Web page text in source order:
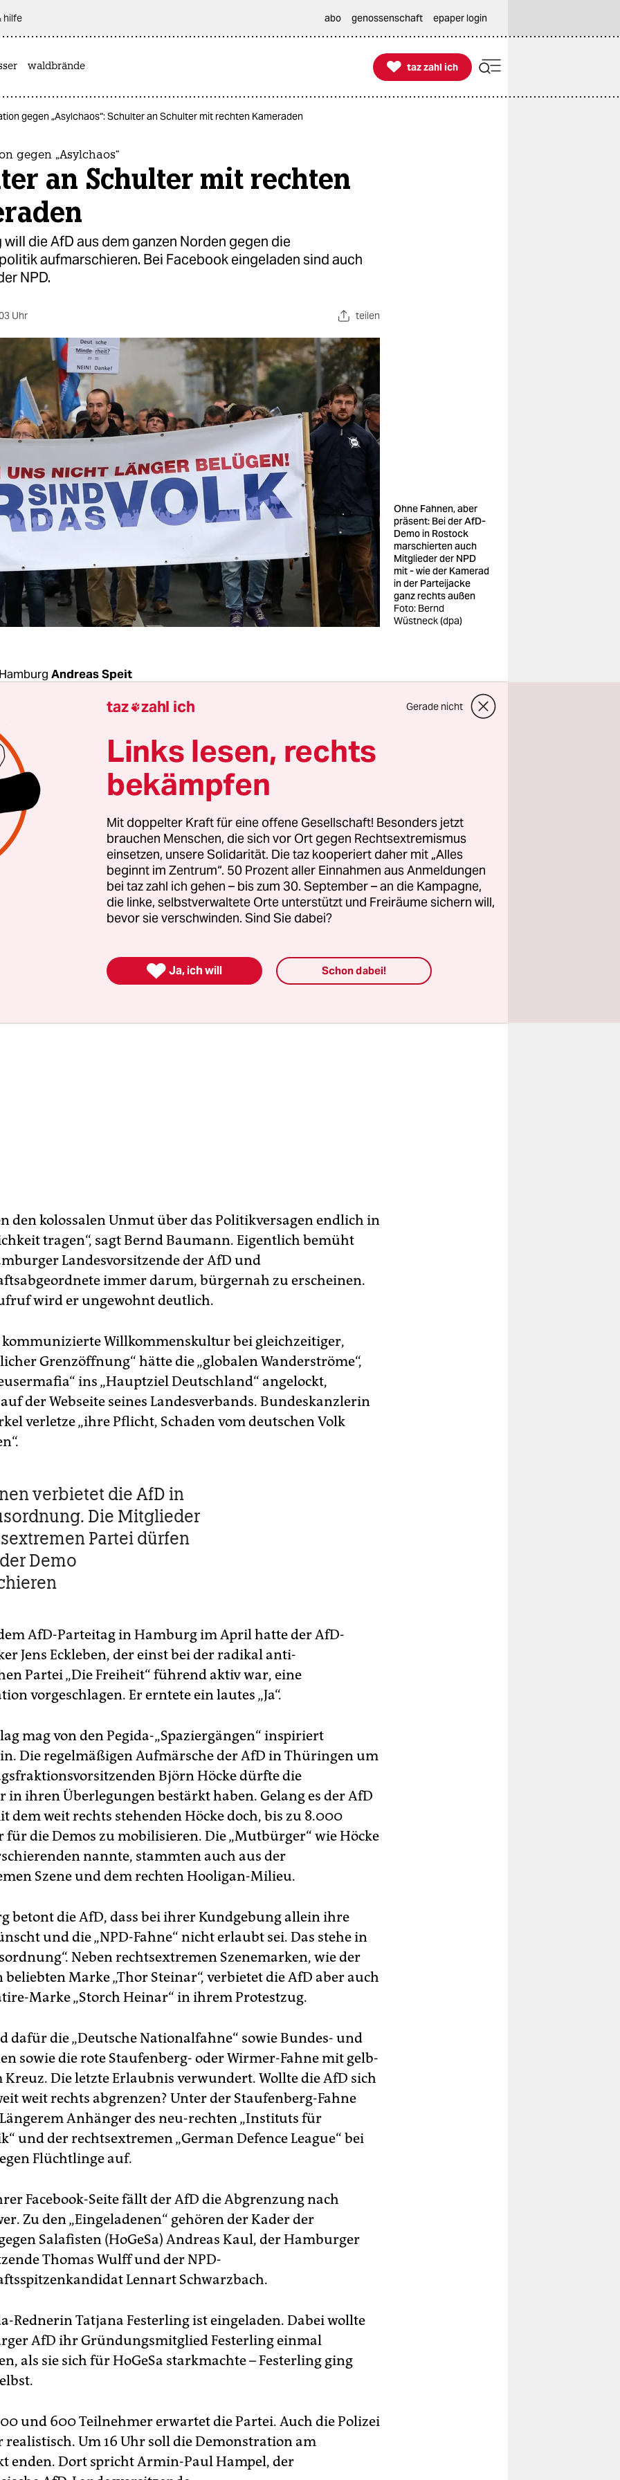
hilfe abo genossenschaft epaper login
waldbrände 
taz zahl ich
taz zahl ich
gegen „Asylchaos“: Schulter an Schulter mit rechten Kameraden
gegen „Asylchaos“
an Schulter mit rechten
will die AfD aus dem ganzen Norden gegen die
aufmarschieren. Bei Facebook eingeladen sind auch
NPD.
Uhr teilen
Ohne Fahnen, aber
präsent: Bei der AfD-
Demo in Rostock
marschierten auch
Mitglieder der NPD
mit - wie der Kamerad
in der Parteijacke
ganz rechts außen
Foto: Bernd
Wüstneck (dpa)
Andreas Speit
in Hamburg hat sich Parteiprominenz
Die Alternative für Deutschland (AfD) erwartet ihre
Frauke Petry. Die soll am Samstag auf dem
die Auftaktrede halten und dabei gegen die Asyl- und
der Bundesregierung wettern.
„Gegen das Politikversagen! Asylchaos stoppen!“
der AfD aus Mecklenburg-Vorpommern,
Bremen und Hamburg am Samstag ab 13.30 Uhr durch
ziehen. Im Internet laden sie auch Rechtsextreme dazu
den kolossalen Unmut über das Politikversagen endlich in
tragen“, sagt Bernd Baumann. Eigentlich bemüht
Landesvorsitzende der AfD und
immer darum, bürgernah zu erscheinen.
wird er ungewohnt deutlich.
kommunizierte Willkommenskultur bei gleichzeitiger,
Grenzöffnung“ hätte die „globalen Wanderströme“,
ins „Hauptziel Deutschland“ angelockt,
der Webseite seines Landesverbands. Bundeskanzlerin
verletze „ihre Pflicht, Schaden vom deutschen Volk
verbietet die AfD in
Die Mitglieder
Partei dürfen
Demo
AfD-Parteitag in Hamburg im April hatte der AfD-
Jens Eckleben, der einst bei der radikal anti-
Partei „Die Freiheit“ führend aktiv war, eine
vorgeschlagen. Er erntete ein lautes „Ja“.
mag von den Pegida-„Spaziergängen“ inspiriert
Die regelmäßigen Aufmärsche der AfD in Thüringen um
Björn Höcke dürfte die
in ihren Überlegungen bestärkt haben. Gelang es der AfD
dem weit rechts stehenden Höcke doch, bis zu 8.000
für die Demos zu mobilisieren. Die „Mutbürger“ wie Höcke
nannte, stammten auch aus der
Szene und dem rechten Hooligan-Milieu.
betont die AfD, dass bei ihrer Kundgebung allein ihre
und die „NPD-Fahne“ nicht erlaubt sei. Das stehe in
Neben rechtsextremen Szenemarken, wie der
beliebten Marke „Thor Steinar“, verbietet die AfD aber auch
Marke „Storch Heinar“ in ihrem Protestzug.
dafür die „Deutsche Nationalfahne“ sowie Bundes- und
sowie die rote Staufenberg- oder Wirmer-Fahne mit gelb-
Kreuz. Die letzte Erlaubnis verwundert. Wollte die AfD sich
weit rechts abgrenzen? Unter der Staufenberg-Fahne
Anhänger des neu-rechten „Instituts für
und der rechtsextremen „German Defence League“ bei
Flüchtlinge auf.
Facebook-Seite fällt der AfD die Abgrenzung nach
Zu den „Eingeladenen“ gehören der Kader der
Salafisten (HoGeSa) Andreas Kaul, der Hamburger
Thomas Wulff und der NPD-
Lennart Schwarzbach.
Rednerin Tatjana Festerling ist eingeladen. Dabei wollte
AfD ihr Gründungsmitglied Festerling einmal
als sie sich für HoGeSa starkmachte – Festerling ging
und 600 Teilnehmer erwartet die Partei. Auch die Polizei
realistisch. Um 16 Uhr soll die Demonstration am
enden. Dort spricht Armin-Paul Hampel, der
taz zahl ich Gerade nicht
Links lesen, rechts
bekämpfen
Mit doppelter Kraft für eine offene Gesellschaft! Besonders jetzt
brauchen Menschen, die sich vor Ort gegen Rechtsextremismus
einsetzen, unsere Solidarität. Die taz kooperiert daher mit „Alles
beginnt im Zentrum“. 50 Prozent aller Einnahmen aus Anmeldungen
bei taz zahl ich gehen – bis zum 30. September – an die Kampagne,
die linke, selbstverwaltete Orte unterstützt und Freiräume sichern will,
bevor sie verschwinden. Sind Sie dabei?
 Ja, ich will Schon dabei!